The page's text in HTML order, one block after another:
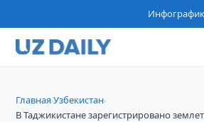
Главная›Узбекистан›
В Таджикистане зарегистрировано